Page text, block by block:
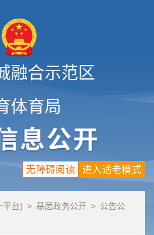
融合示范区
体育局
进入适老模式
无障碍阅读
平台) > 基层政务公开 > 公告公